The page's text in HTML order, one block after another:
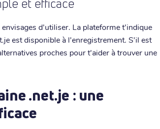
et efficace
d'utiliser. La plateforme t'indique
est disponible à l'enregistrement. S'il est
proches pour t'aider à trouver une
.net.je : une